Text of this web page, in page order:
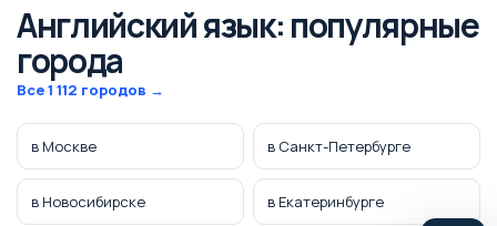
Английский язык: популярные
города
Все 1 112 городов →
в Москве в Санкт-Петербурге
в Новосибирске в Екатеринбурге